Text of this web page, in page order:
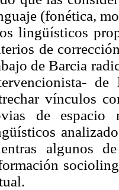
(fonética,
lingüísticos
de
de Barcia
vínculos
de espacio
algunos